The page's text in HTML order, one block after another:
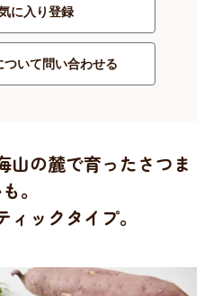
に入り登録
ついて問い合わせる
山の麓で育ったさつま
。
ックタイプ。